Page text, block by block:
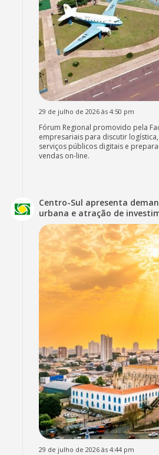
29 de julho de 2026 às 4:50 pm
Fórum Regional promovido pela
empresariais para discutir
serviços públicos digitais e
vendas on-line.
Centro-Sul apresenta
urbana e atração de
29 de julho de 2026 às 4:44 pm